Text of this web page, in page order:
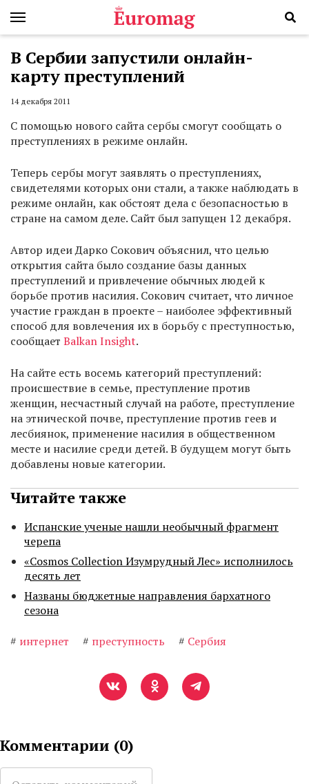
В Сербии запустили онлайн-
карту преступлений
14 декабря 2011
С помощью нового сайта сербы смогут сообщать о
преступлениях в режиме онлайн.
Теперь сербы могут заявлять о преступлениях,
свидетелями которых они стали, а также наблюдать в
режиме онлайн, как обстоят дела с безопасностью в
стране на самом деле. Сайт был запущен 12 декабря.
Автор идеи Дарко Сокович объяснил, что целью
открытия сайта было создание базы данных
преступлений и привлечение обычных людей к
борьбе против насилия. Сокович считает, что личное
участие граждан в проекте – наиболее эффективный
способ для вовлечения их в борьбу с преступностью,
сообщает Balkan Insight.
На сайте есть восемь категорий преступлений:
происшествие в семье, преступление против
женщин, несчастный случай на работе, преступление
на этнической почве, преступление против геев и
лесбиянок, применение насилия в общественном
месте и насилие среди детей. В будущем могут быть
добавлены новые категории.
Читайте также
Испанские ученые нашли необычный фрагмент
черепа
«Cosmos Collection Изумрудный Лес» исполнилось
десять лет
Названы бюджетные направления бархатного
сезона
# интернет # преступность # Сербия
Комментарии (0)